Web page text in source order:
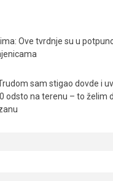
​Ove tvrdnje su u
sam stigao dovde i
odsto na terenu – to želim